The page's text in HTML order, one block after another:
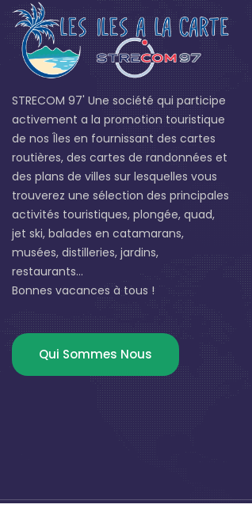
STRECOM 97' Une société qui participe
activement a la promotion touristique
de nos Îles en fournissant des cartes
routières, des cartes de randonnées et
des plans de villes sur lesquelles vous
trouverez une sélection des principales
activités touristiques, plongée, quad,
jet ski, balades en catamarans,
musées, distilleries, jardins,
restaurants...
Bonnes vacances à tous !
Qui Sommes Nous